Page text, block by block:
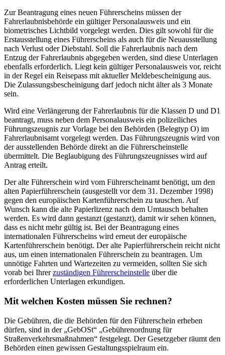
Zur Beantragung eines neuen Führerscheins müssen der
Fahrerlaubnisbehörde ein gültiger Personalausweis und ein
biometrisches Lichtbild vorgelegt werden. Dies gilt sowohl für die
Erstausstellung eines Führerscheins als auch für die Neuausstellung
nach Verlust oder Diebstahl. Soll die Fahrerlaubnis nach dem
Entzug der Fahrerlaubnis abgegeben werden, sind diese Unterlagen
ebenfalls erforderlich. Liegt kein gültiger Personalausweis vor, reicht
in der Regel ein Reisepass mit aktueller Meldebescheinigung aus.
Die Zulassungsbescheinigung darf jedoch nicht älter als 3 Monate
sein.
Wird eine Verlängerung der Fahrerlaubnis für die Klassen D und D1
beantragt, muss neben dem Personalausweis ein polizeiliches
Führungszeugnis zur Vorlage bei den Behörden (Belegtyp O) im
Fahrerlaubnisamt vorgelegt werden. Das Führungszeugnis wird von
der ausstellenden Behörde direkt an die Führerscheinstelle
übermittelt. Die Beglaubigung des Führungszeugnisses wird auf
Antrag erteilt.
Der alte Führerschein wird vom Führerscheinamt benötigt, um den
alten Papierführerschein (ausgestellt vor dem 31. Dezember 1998)
gegen den europäischen Kartenführerschein zu tauschen. Auf
Wunsch kann die alte Papierlizenz nach dem Umtausch behalten
werden. Es wird dann gestanzt (gestanzt), damit wir sehen können,
dass es nicht mehr gültig ist. Bei der Beantragung eines
internationalen Führerscheins wird erneut der europäische
Kartenführerschein benötigt. Der alte Papierführerschein reicht nicht
aus, um einen internationalen Führerschein zu beantragen. Um
unnötige Fahrten und Wartezeiten zu vermeiden, sollten Sie sich
vorab bei Ihrerzuständigen Führerscheinstelle über die
erforderlichen Unterlagen erkundigen.
Mit welchen Kosten müssen Sie rechnen?
Die Gebühren, die die Behörden für den Führerschein erheben
dürfen, sind in der „GebOSt“ „Gebührenordnung für
Straßenverkehrsmaßnahmen“ festgelegt. Der Gesetzgeber räumt den
Behörden einen gewissen Gestaltungsspielraum ein.